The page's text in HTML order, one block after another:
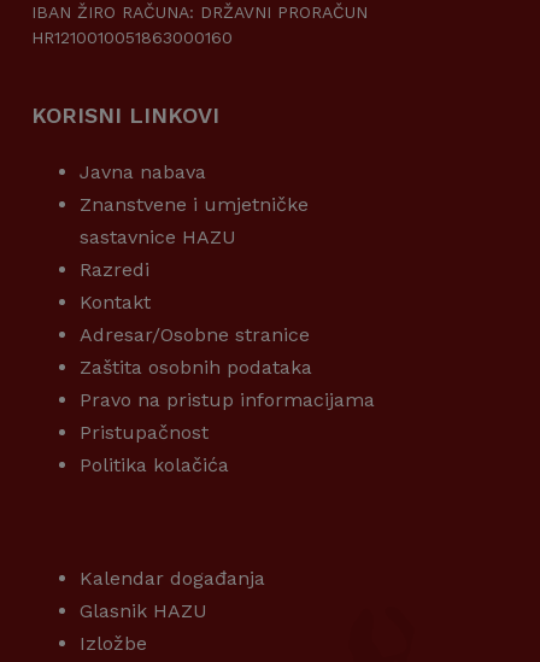
IBAN ŽIRO RAČUNA: DRŽAVNI PRORAČUN
HR1210010051863000160
KORISNI LINKOVI
Javna nabava
Znanstvene i umjetničke
sastavnice HAZU
Razredi
Kontakt
Adresar/Osobne stranice
Zaštita osobnih podataka
Pravo na pristup informacijama
Pristupačnost
Politika kolačića
Kalendar događanja
Glasnik HAZU
Izložbe